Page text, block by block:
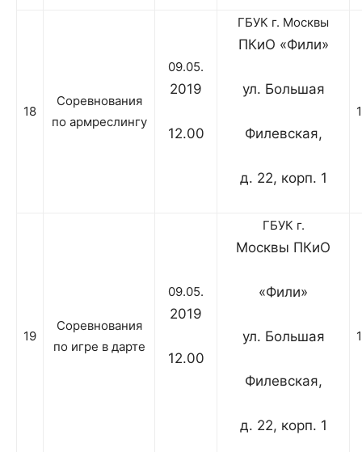
18
Соревнования
по армреслингу
09.05.
2019
12.00
ГБУК г. Москвы
ПКиО «Фили»
ул. Большая
Филевская,
д. 22, корп. 1
19
Соревнования
по игре в дарте
09.05.
2019
12.00
ГБУК г.
Москвы ПКиО
«Фили»
ул. Большая
Филевская,
д. 22, корп. 1